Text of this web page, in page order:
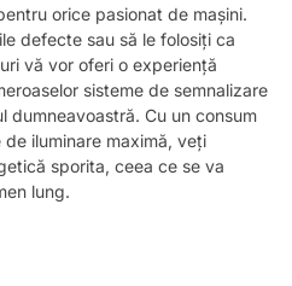
orice pasionat de mașini.
defecte sau să le folosiți ca
vă vor oferi o experiență
sisteme de semnalizare
dumneavoastră. Cu un consum
iluminare maximă, veți
sporita, ceea ce se va
lung.